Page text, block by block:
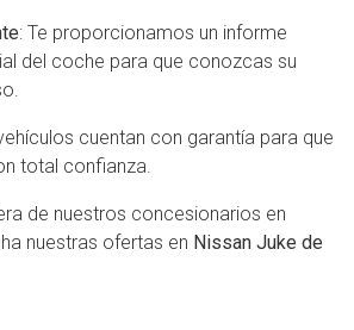
: Te proporcionamos un informe
del coche para que conozcas su
cuentan con garantía para que
total confianza.
de nuestros concesionarios en
nuestras ofertas en Nissan Juke de